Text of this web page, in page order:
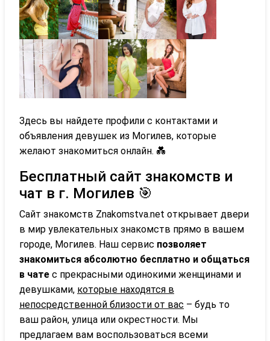
Здесь вы найдете профили с контактами и
объявления девушек из Могилев, которые
желают знакомиться онлайн. 💑
Бесплатный сайт знакомств и
чат в г. Могилев 🎯
Сайт знакомств Znakomstva.net открывает двери
в мир увлекательных знакомств прямо в вашем
городе, Могилев. Наш сервис позволяет
знакомиться абсолютно бесплатно и общаться
в чате с прекрасными одинокими женщинами и
девушками, которые находятся в
непосредственной близости от вас – будь то
ваш район, улица или окрестности. Мы
предлагаем вам воспользоваться всеми